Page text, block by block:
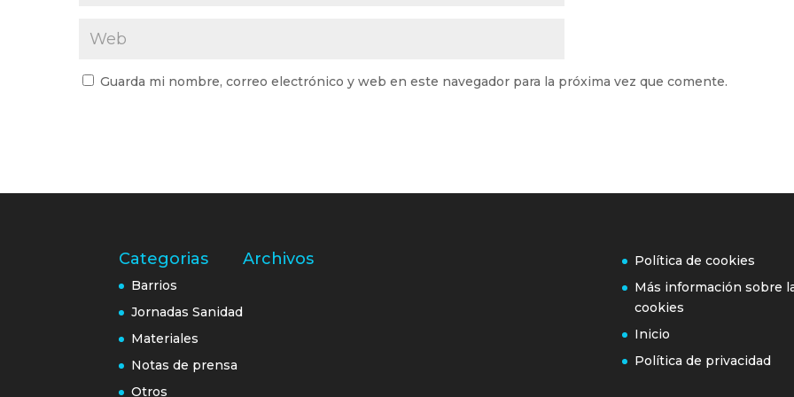
Guarda mi nombre, correo electrónico y web en este navegador para la próxima vez que comente.
Categorias
Barrios
Jornadas Sanidad
Materiales
Notas de prensa
Otros
Archivos
Política de cookies
Más información sobre
cookies
Inicio
Política de privacidad